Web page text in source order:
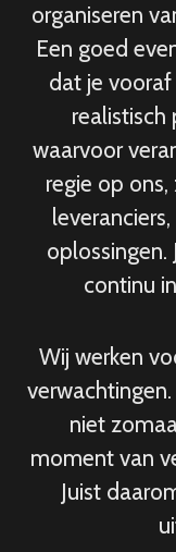
organiseren
Een goed
dat je
realistisch
waarvoor
regie op
oplossingen.
continu
Wij werken
niet
moment van
Juist